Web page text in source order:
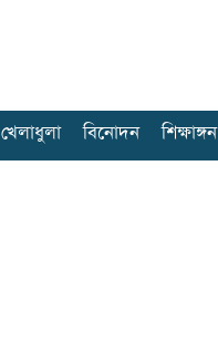
খেলাধুলা বিনোদন শিক্ষাঙ্গন